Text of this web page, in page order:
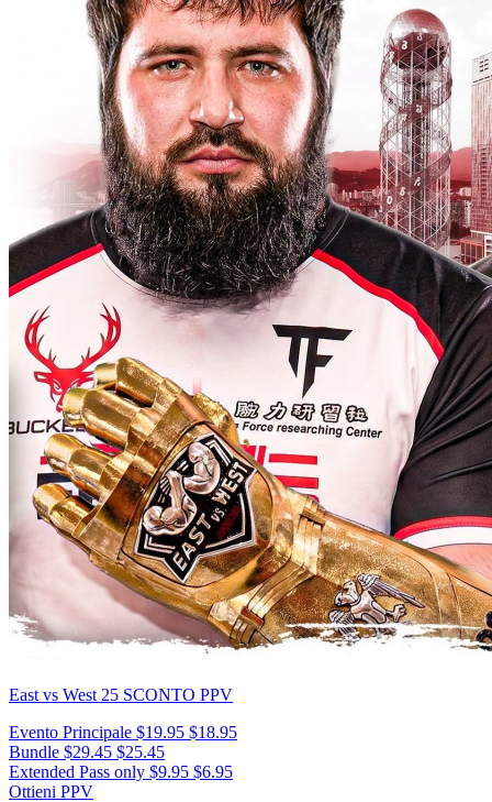
East vs West 25 SCONTO PPV
Evento Principale $19.95 $18.95
Bundle $29.45 $25.45
Extended Pass only $9.95 $6.95
Ottieni PPV